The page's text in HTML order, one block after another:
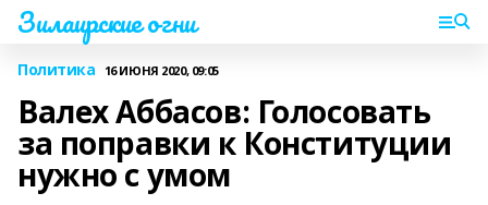
Зилаирские огни
Политика 16 ИЮНЯ 2020, 09:05
Валех Аббасов: Голосовать
за поправки к Конституции
нужно с умом